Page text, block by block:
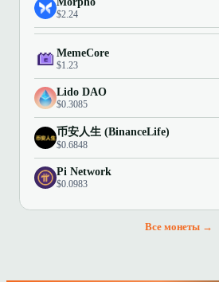
$2.24
MemeCore
$1.23
Lido DAO
$0.3085
币安人生 (BinanceLife)
$0.6848
Pi Network
$0.0983
Все монеты →